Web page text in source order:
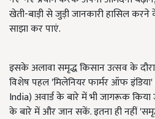
खेती-बाड़ी से जुड़ी जानकारी हासिल
साझा कर पाएं.
इसके अलावा समृद्ध किसान उत्सव के
विशेष पहल 'मिलेनियर फार्मर ऑफ
India) अवार्ड के बारे में भी जागरूक किया
के बारे में और जान सकें. इतना ही नहीं